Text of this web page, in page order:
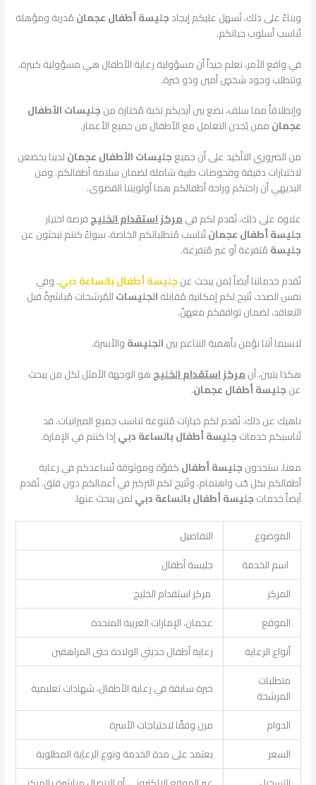
وبناءً على ذلك، نُسهل عليكم إيجادجليسة أطفال عجمانمُدربة ومؤهلة
تُناسب أسلوب حياتكم.
في واقع الأمر، نعلم جيداً أن مسؤولية رعاية الأطفال هي مسؤولية كبيرة،
وتتطلب وجود شخصٍ أمين وذو خبرة.
وإنطلاقاً مما سلف، نضع بين أيديكم نخبة مُختارة منجليسات الأطفال
عجمانممن يُجدن التعامل مع الأطفال من جميع الأعمار.
من الضروري التأكيد على أن جميعجليسات الأطفال عجمانلدينا يخضعن
لاختبارات دقيقة وفحوصات طبية شاملة لضمان سلامة أطفالكم. ومن
البديهي أن راحتكم وراحة أطفالكم هما أولويتنا القصوى.
علاوة على ذلك، نُقدم لكم فيمركز استقدام الخليجفرصة اختيار
جليسة أطفال عجمانتُناسب مُتطلباتكم الخاصة، سواءً كنتم تبحثون عن
جليسةمُتفرغة أو غير مُتفرغة.
نُقدم خدماتنا أيضاً لمن يبحث عنجليسة أطفال بالساعة دبي. وفي
نفس الصدد، نُتيح لكم إمكانية مُقابلةالجليساتالمُرشحات مُباشرةً قبل
التعاقد، لضمان توافقكم معهنّ.
لاسيما أننا نؤمن بأهمية التناغم بينالجليسةوالأسرة.
هكذا يتبين، أنمركز استقدام الخليجهو الوجهة الأمثل لكل من يبحث
عنجليسة أطفال عجمان.
ناهيك عن ذلك، نُقدم لكم خيارات مُتنوعة تناسب جميع الميزانيات. قد
تُناسبكم خدماتجليسة أطفال بالساعة دبيإذا كنتم في الإمارة.
معنا، ستجدونجليسة أطفالكفؤة وموثوقة تُساعدكم في رعاية
أطفالكم بكل حُب واهتمام، وتُتيح لكم التركيز في أعمالكم دون قلق. نُقدم
أيضاً خدماتجليسة أطفال بالساعة دبيلمن يبحث عنها.
الموضوع
التفاصيل
اسم الخدمة
جليسة أطفال
المركز
مركز استقدام الخليج
الموقع
عجمان، الإمارات العربية المتحدة
أنواع الرعاية
رعاية أطفال حديثي الولادة حتى المراهقين
متطلبات
المرشحة
خبرة سابقة في رعاية الأطفال، شهادات تعليمية
الدوام
مرن وفقًا لاحتياجات الأسرة
السعر
يعتمد على مدة الخدمة ونوع الرعاية المطلوبة